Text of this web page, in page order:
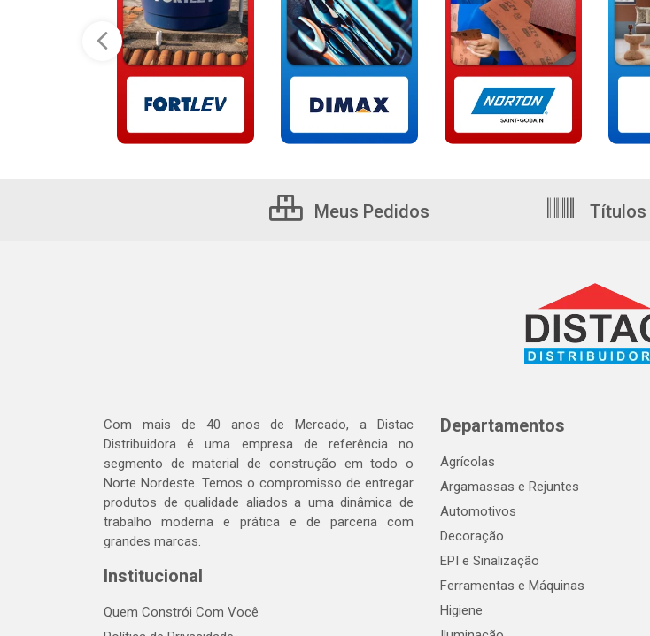
Meus Pedidos Títulos
Com mais de 40 anos de Mercado, a Distac
Distribuidora é uma empresa de referência no
segmento de material de construção em todo o
Norte Nordeste. Temos o compromisso de entregar
produtos de qualidade aliados a uma dinâmica de
trabalho moderna e prática e de parceria com
grandes marcas.
Institucional
Quem Constrói Com Você
Departamentos
Agrícolas
Argamassas e Rejuntes
Automotivos
Decoração
EPI e Sinalização
Ferramentas e Máquinas
Higiene